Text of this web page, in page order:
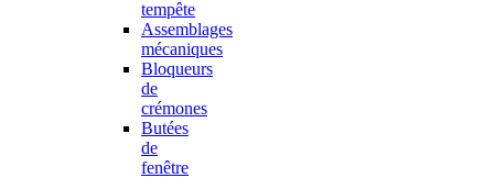
tempête
Assemblages
mécaniques
Bloqueurs
de
crémones
Butées
de
fenêtre